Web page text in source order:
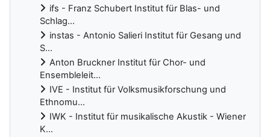
ifs - Franz Schubert Institut für Blas- und
Schlag...
instas - Antonio Salieri Institut für Gesang und
S...
Anton Bruckner Institut für Chor- und
Ensembleleit...
IVE - Institut für Volksmusikforschung und
Ethnomu...
IWK - Institut für musikalische Akustik - Wiener
K...